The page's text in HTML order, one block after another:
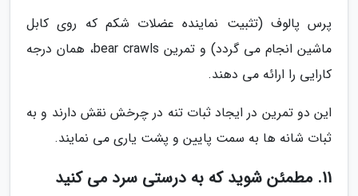
پرس پالوف (تثبیت نماینده عضلات شکم که روی کابل
ماشین انجام می گردد) و تمرین bear crawls، همان درجه
کارایی را ارائه می دهند.
این دو تمرین در ایجاد ثبات تنه در چرخش نقش دارند و به
ثبات شانه ها به سمت پایین و پشت یاری می نمایند.
11. مطمئن شوید که به درستی سرد می کنید